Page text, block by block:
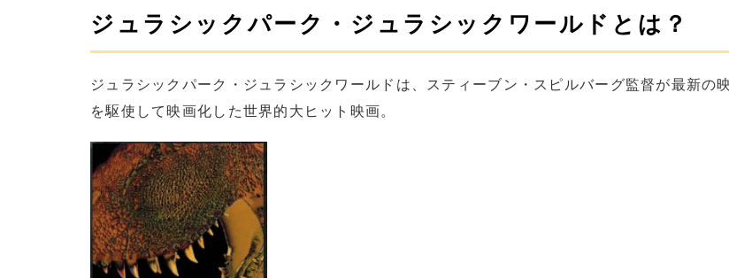
ジュラシックパーク・ジュラシックワールドとは？
ジュラシックパーク・ジュラシックワールドは、スティーブン・スピルバーグ監督が最新の
を駆使して映画化した世界的大ヒット映画。